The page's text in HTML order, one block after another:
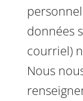
données
courriel)
Nous